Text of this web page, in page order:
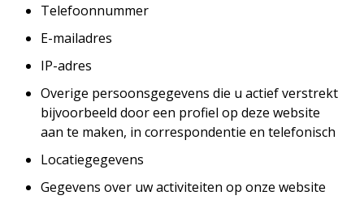
Telefoonnummer
E-mailadres
IP-adres
Overige persoonsgegevens die u actief verstrekt
bijvoorbeeld door een profiel op deze website
aan te maken, in correspondentie en telefonisch
Locatiegegevens
Gegevens over uw activiteiten op onze website